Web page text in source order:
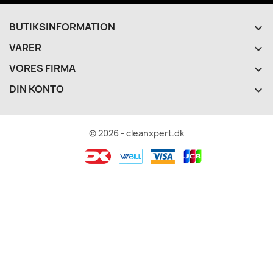
BUTIKSINFORMATION keyboard_arrow_down
VARER 
VORES FIRMA 
DIN KONTO 
© 2026 - cleanxpert.dk